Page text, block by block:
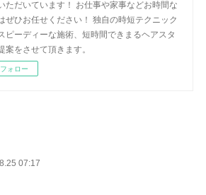
ただいています！ お仕事や家事などお時間な
ぜひお任せください！ 独自の時短テクニック
ピーディーな施術、短時間できまるヘアスタ
案をさせて頂きます。
フォロー
07:17